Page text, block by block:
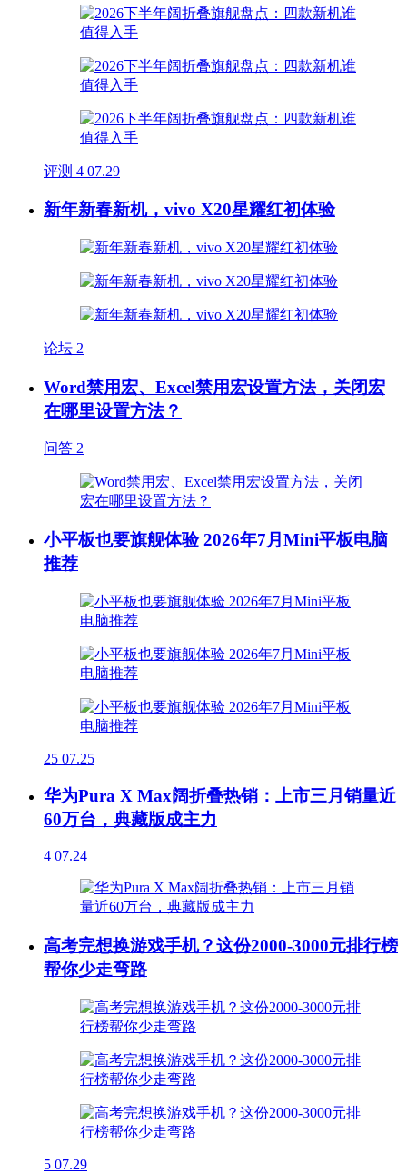
评测 4 07.29
新年新春新机，vivo X20星耀红初体验
论坛 2
Word禁用宏、Excel禁用宏设置方法，关闭宏
在哪里设置方法？
问答 2
小平板也要旗舰体验 2026年7月Mini平板电脑
推荐
25 07.25
华为Pura X Max阔折叠热销：上市三月销量近
60万台，典藏版成主力
4 07.24
高考完想换游戏手机？这份2000-3000元排行榜
帮你少走弯路
5 07.29